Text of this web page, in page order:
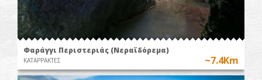
Φαράγγι Περιστεριάς (Νεραϊδόρεμα)
ΚΑΤΑΡΡΑΚΤΕΣ ~7.4Km